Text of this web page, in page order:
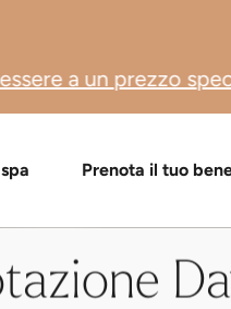
☀️
Prenota il tuo
Pacchetti Day Spa
di buoni regalo